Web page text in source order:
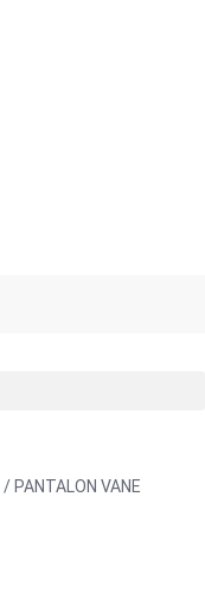
/ PANTALON VANE